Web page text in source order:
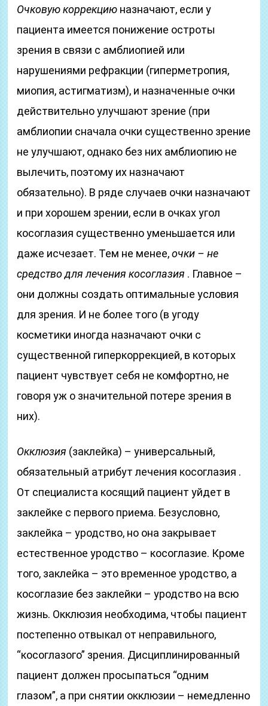
Очковую коррекцию назначают, если у
пациента имеется понижение остроты
зрения в связи с амблиопией или
нарушениями рефракции (гиперметропия,
миопия, астигматизм), и назначенные очки
действительно улучшают зрение (при
амблиопии сначала очки существенно зрение
не улучшают, однако без них амблиопию не
вылечить, поэтому их назначают
обязательно). В ряде случаев очки назначают
и при хорошем зрении, если в очках угол
косоглазия существенно уменьшается или
даже исчезает. Тем не менее,очки – не
средство для лечения косоглазия . Главное –
они должны создать оптимальные условия
для зрения. И не более того (в угоду
косметики иногда назначают очки с
существенной гиперкоррекцией, в которых
пациент чувствует себя не комфортно, не
говоря уж о значительной потере зрения в
них).
Окклюзия (заклейка) – универсальный,
обязательный атрибут лечения косоглазия .
От специалиста косящий пациент уйдет в
заклейке с первого приема. Безусловно,
заклейка – уродство, но она закрывает
естественное уродство – косоглазие. Кроме
того, заклейка – это временное уродство, а
косоглазие без заклейки – уродство на всю
жизнь. Окклюзия необходима, чтобы пациент
постепенно отвыкал от неправильного,
“косоглазого” зрения. Дисциплинированный
пациент должен просыпаться “одним
глазом”, а при снятии окклюзии – немедленно